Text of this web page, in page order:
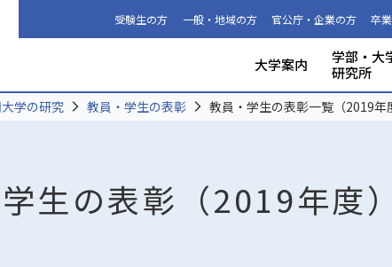
受験生の方 一般・地域の方 官公庁・企業の方 卒
大学案内
大学の概要
共同利用
事務組織・窓
学部・大
研究所
人文社会科学
理学部
グローバル共
電子工学研究
附属図書館
教育ポリシー
学生生活
特別教育プログ
研究成果（プ
研究者インタビ
プロジェクト研
機器の共同利
社会連携
本学教職員へ
国際連携推進
て
静岡大学から
学
学部入試
3年次編入
生の表彰（2019年度）
学の研究 教員・学生の表彰 教員・学生の表彰一覧（2019年